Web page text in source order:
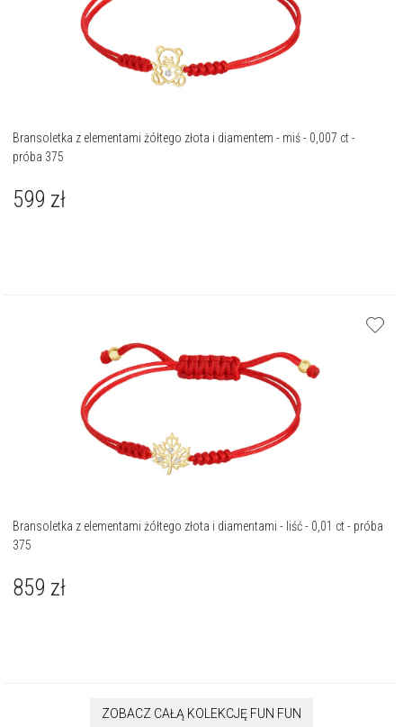
Bransoletka z elementami żółtego złota i diamentem - miś - 0,007 ct -
próba 375
599 zł
Bransoletka z elementami żółtego złota i diamentami - liść - 0,01 ct - próba
375
859 zł
ZOBACZ CAŁĄ KOLEKCJĘ FUN FUN